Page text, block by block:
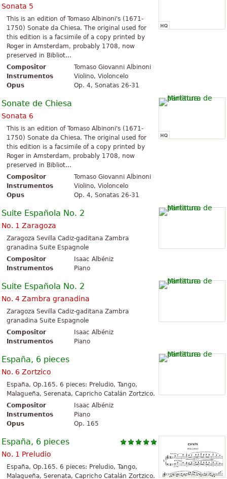
Sonata 5
This is an edition of Tomaso Albinoni's (1671-
1750) Sonate da Chiesa. The original used for
this edition is a facsimile of a copy printed by
Roger in Amsterdam, probably 1708, now
preserved in Bibliot...
Compositor
Tomaso Giovanni Albinoni
Instrumentos
Violino, Violoncelo
Opus
Op. 4, Sonatas 26-31
Sonate de Chiesa
Sonata 6
This is an edition of Tomaso Albinoni's (1671-
1750) Sonate da Chiesa. The original used for
this edition is a facsimile of a copy printed by
Roger in Amsterdam, probably 1708, now
preserved in Bibliot...
Compositor
Tomaso Giovanni Albinoni
Instrumentos
Violino, Violoncelo
Opus
Op. 4, Sonatas 26-31
Suite Española No. 2
No. 1 Zaragoza
Zaragoza Sevilla Cadiz-gaditana Zambra
granadina Suite Espagnole
Compositor
Isaac Albéniz
Instrumentos
Piano
Suite Española No. 2
No. 4 Zambra granadina
Zaragoza Sevilla Cadiz-gaditana Zambra
granadina Suite Espagnole
Compositor
Isaac Albéniz
Instrumentos
Piano
España, 6 pieces
No. 6 Zortzico
España, Op.165. 6 pieces: Preludio, Tango,
Malagueña, Serenata, Capricho Catalán Zortzico.
Compositor
Isaac Albéniz
Instrumentos
Piano
Opus
Op. 165
España, 6 pieces
No. 1 Preludio
España, Op.165. 6 pieces: Preludio, Tango,
Malagueña, Serenata, Capricho Catalán Zortzico.